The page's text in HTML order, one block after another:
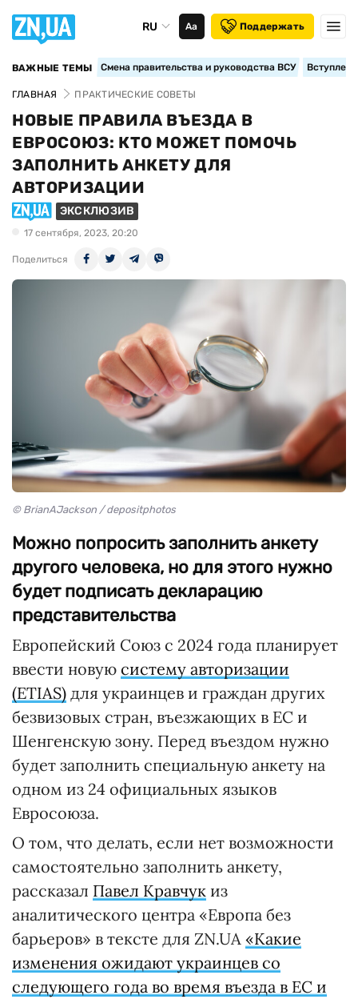
RU Аа Поддержать
ВАЖНЫЕ ТЕМЫ Смена правительства и руководства ВСУ
ГЛАВНАЯ ПРАКТИЧЕСКИЕ СОВЕТЫ
НОВЫЕ ПРАВИЛА ВЪЕЗДА В
ЕВРОСОЮЗ: КТО МОЖЕТ ПОМОЧЬ
ЗАПОЛНИТЬ АНКЕТУ ДЛЯ
АВТОРИЗАЦИИ
ЭКСКЛЮЗИВ
17 сентября, 2023, 20:20
Поделиться
© BrianAJackson / depositphotos
Можно попросить заполнить анкету
другого человека, но для этого нужно
будет подписать декларацию
представительства
Европейский Союз с 2024 года планирует
ввести новую систему авторизации
(ETIAS) для украинцев и граждан других
безвизовых стран, въезжающих в ЕС и
Шенгенскую зону. Перед въездом нужно
будет заполнить специальную анкету на
одном из 24 официальных языков
Евросоюза.
О том, что делать, если нет возможности
самостоятельно заполнить анкету,
рассказал Павел Кравчук из
аналитического центра «Европа без
барьеров» в тексте для ZN.UA «Какие
изменения ожидают украинцев со
следующего года во время въезда в ЕС и